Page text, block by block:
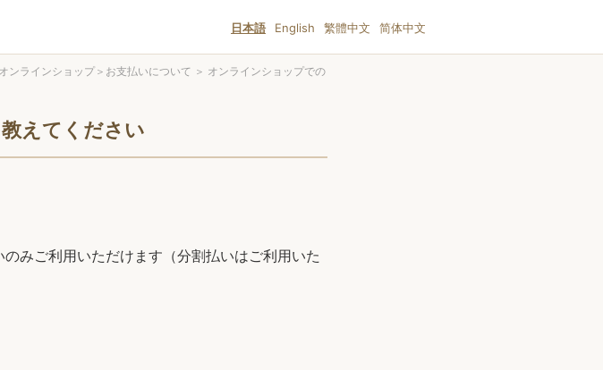
日本語 English 繁體中文 简体中文
ンラインショップ＞お支払いについて ＞ オンラインショップでの
えてください
みご利用いただけます（分割払いはご利用いた